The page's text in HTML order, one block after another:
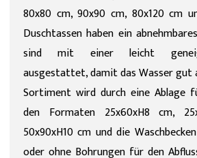
80x80 cm, 90x90 cm, 80x120 cm
Duschtassen haben ein
sind mit einer leicht
ausgestattet, damit das Wasser gut
Sortiment wird durch eine Ablage
den Formaten 25x60xH8 cm,
50x90xH10 cm und die
oder ohne Bohrungen für den